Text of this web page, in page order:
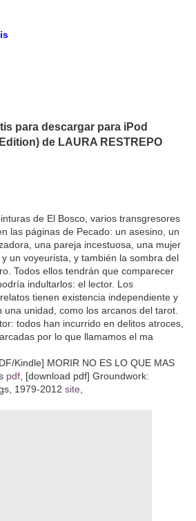
para descargar para iPod
de LAURA RESTREPO
de El Bosco, varios transgresores
las páginas de Pecado: un asesino, un
una pareja incestuosa, una mujer
un voyeurista, y también la sombra del
Todos ellos tendrán que comparecer
indultarlos: el lector. Los
tienen existencia independiente y
unidad, como los arcanos del tarot.
todos han incurrido en delitos atroces,
por lo que llamamos el ma
Kindle] MORIR NO ES LO QUE MAS
pdf , [download pdf] Groundwork:
1979-2012 site